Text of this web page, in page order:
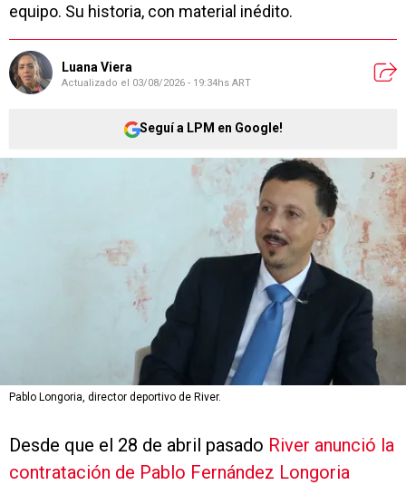
equipo. Su historia, con material inédito.
Luana Viera
Actualizado el 03/08/2026 - 19:34hs ART
Seguí a LPM en Google!
Pablo Longoria, director deportivo de River.
Desde que el 28 de abril pasado River anunció la
contratación de Pablo Fernández Longoria